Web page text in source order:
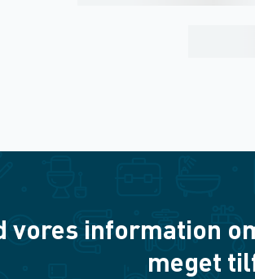
vores information
meget